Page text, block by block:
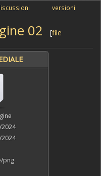
versioni
02 [file
png